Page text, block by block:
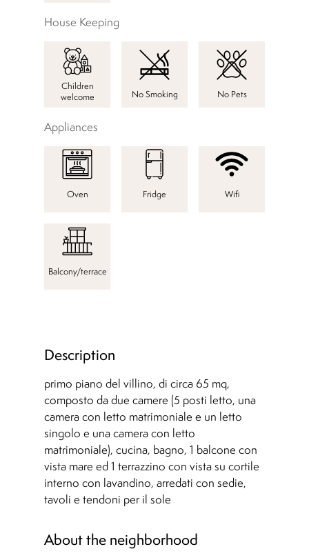
House Keeping
Children
welcome
No Smoking No Pets
Appliances
Oven Fridge Wifi
Balcony/terrace
Description
primo piano del villino, di circa 65 mq,
composto da due camere (5 posti letto, una
camera con letto matrimoniale e un letto
singolo e una camera con letto
matrimoniale), cucina, bagno, 1 balcone con
vista mare ed 1 terrazzino con vista su cortile
interno con lavandino, arredati con sedie,
tavoli e tendoni per il sole
About the neighborhood